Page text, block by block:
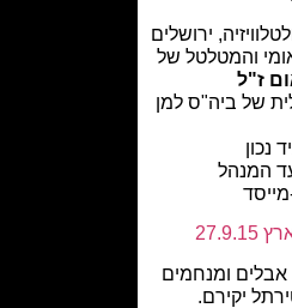
ירושלים
של
למן
10 אבלים ומנחמים